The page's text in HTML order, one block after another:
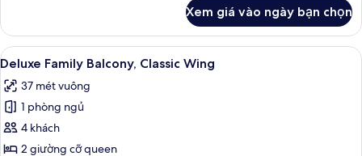
Deluxe
Balcony
Room,
Wing
Xem giá vào ngày bạn chọn
Xem
tất
cả
ảnh
Deluxe
Family
Deluxe Family Balcony, Classic
5
Deluxe Family Balcony, Classic Wing
37 mét vuông
1 phòng ngủ
4 khách
2 giường cỡ queen